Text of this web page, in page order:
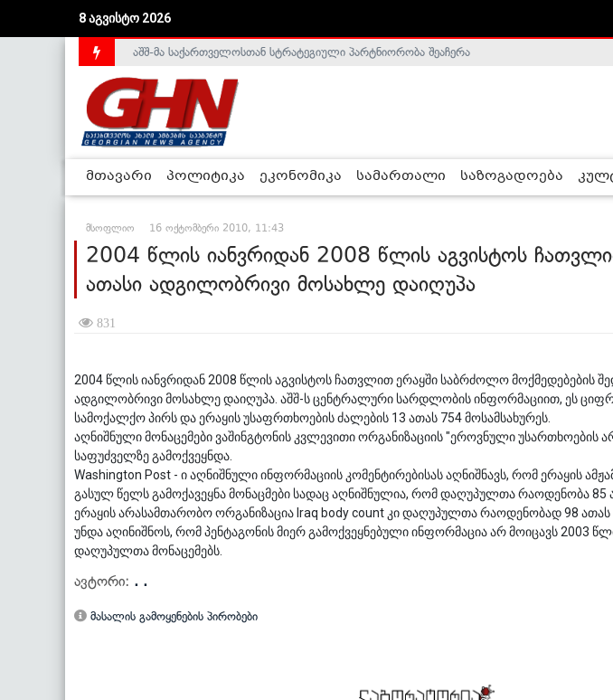
8 აგვისტო 2026
საქართველოს დე-ფაქტო მთავრობა არალეგიტიმურია - ჰელსინკის კომისია
აშშ-მა საქართველოსთან სტრატეგიული პარტნიორობა შეაჩერა
მთავარი პოლიტიკა ეკონომიკა სამართალი საზოგადოება
მსოფლიო 16 ოქტომბერი 2010, 11:43
2004 წლის იანვრიდან 2008 წლის აგვისტოს
ათასი ადგილობრივი მოსახლე დაიღუპა
831
2004 წლის იანვრიდან 2008 წლის აგვისტოს ჩათვლით ერაყში საბრძოლო მოქმედებების
ადგილობრივი მოსახლე დაიღუპა. აშშ-ს ცენტრალური სარდლობის ინფორმაციით, ეს
სამოქალქო პირს და ერაყის უსაფრთხოების ძალების 13 ათას 754 მოსამსახურეს.
აღნიშნული მონაცემები ვაშინგტონის კვლევითი ორგანიზაციის "ეროვნული უსართხოების
საფუძველზე გამოქვეყნდა.
Washington Post - ი აღნიშნული ინფორმაციის კომენტირებისას აღნიშნავს, რომ ერაყის
გასულ წელს გამოქავეყნა მონაცმები სადაც აღნიშნულია, რომ დაღუპულთა რაოდენობა 85
ერაყის არასამთარობო ორგანიზაცია Iraq body count კი დაღუპულთა რაოდენობად 98 ათას
უნდა აღინიშნოს, რომ პენტაგონის მიერ გამოქვეყნებული ინფორმაცია არ მოიცავს 2003
დაღუპულთა მონაცემებს.
ავტორი: . .
მასალის გამოყენების პირობები